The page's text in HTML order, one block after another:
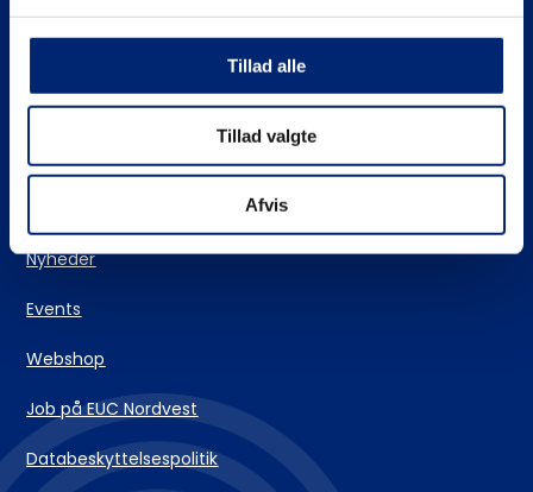
Tillad alle
Tillad valgte
Afvis
EUC Nordvests skolehjem
Login og IT-support
Kontakt
Nyheder
Events
Webshop
Job på EUC Nordvest
Databeskyttelsespolitik